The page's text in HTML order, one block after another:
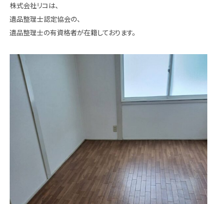
株式会社リコは、
遺品整理士認定協会の、
遺品整理士の有資格者が在籍しております。